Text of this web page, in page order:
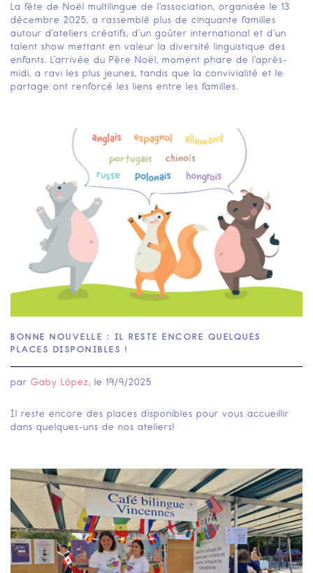
La fête de Noël multilingue de l’association, organisée le 13
décembre 2025, a rassemblé plus de cinquante familles
autour d’ateliers créatifs, d’un goûter international et d’un
talent show mettant en valeur la diversité linguistique des
enfants. L’arrivée du Père Noël, moment phare de l’après-
midi, a ravi les plus jeunes, tandis que la convivialité et le
partage ont renforcé les liens entre les familles.‍
BONNE NOUVELLE : IL RESTE ENCORE QUELQUES
PLACES DISPONIBLES !
par Gaby López, le 19/9/2025
Il reste encore des places disponibles pour vous accueillir
dans quelques-uns de nos ateliers!